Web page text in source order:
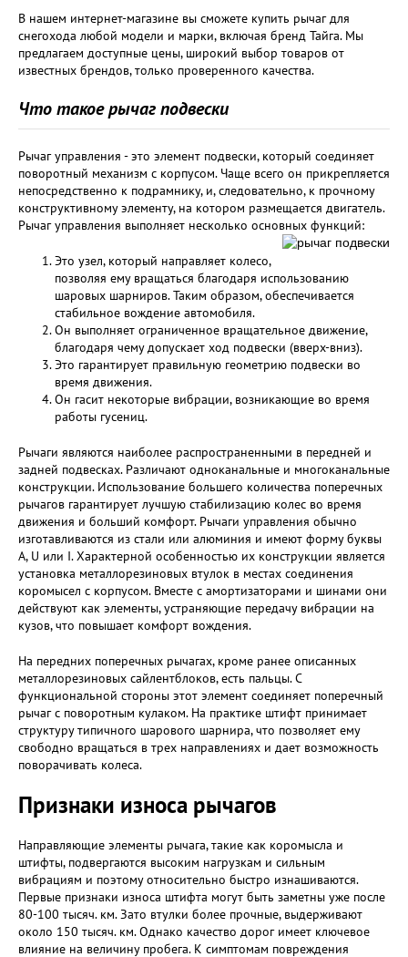
В нашем интернет-магазине вы сможете купить рычаг для
снегохода любой модели и марки, включая бренд Тайга. Мы
предлагаем доступные цены, широкий выбор товаров от
известных брендов, только проверенного качества.
Что такое рычаг подвески
Рычаг управления - это элемент подвески, который соединяет
поворотный механизм с корпусом. Чаще всего он прикрепляется
непосредственно к подрамнику, и, следовательно, к прочному
конструктивному элементу, на котором размещается двигатель.
Рычаг управления выполняет несколько основных функций:
Это узел, который направляет колесо,
позволяя ему вращаться благодаря использованию
шаровых шарниров. Таким образом, обеспечивается
стабильное вождение автомобиля.
Он выполняет ограниченное вращательное движение,
благодаря чему допускает ход подвески (вверх-вниз).
Это гарантирует правильную геометрию подвески во
время движения.
Он гасит некоторые вибрации, возникающие во время
работы гусениц.
Рычаги являются наиболее распространенными в передней и
задней подвесках. Различают одноканальные и многоканальные
конструкции. Использование большего количества поперечных
рычагов гарантирует лучшую стабилизацию колес во время
движения и больший комфорт. Рычаги управления обычно
изготавливаются из стали или алюминия и имеют форму буквы
A, U или I. Характерной особенностью их конструкции является
установка металлорезиновых втулок в местах соединения
коромысел с корпусом. Вместе с амортизаторами и шинами они
действуют как элементы, устраняющие передачу вибрации на
кузов, что повышает комфорт вождения.
На передних поперечных рычагах, кроме ранее описанных
металлорезиновых сайлентблоков, есть пальцы. С
функциональной стороны этот элемент соединяет поперечный
рычаг с поворотным кулаком. На практике штифт принимает
структуру типичного шарового шарнира, что позволяет ему
свободно вращаться в трех направлениях и дает возможность
поворачивать колеса.
Признаки износа рычагов
Направляющие элементы рычага, такие как коромысла и
штифты, подвергаются высоким нагрузкам и сильным
вибрациям и поэтому относительно быстро изнашиваются.
Первые признаки износа штифта могут быть заметны уже после
80-100 тысяч. км. Зато втулки более прочные, выдерживают
около 150 тысяч. км. Однако качество дорог имеет ключевое
влияние на величину пробега. К симптомам повреждения